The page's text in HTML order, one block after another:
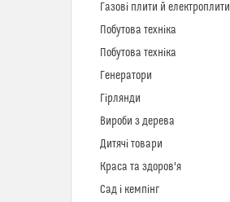
Газові плити й електроплити
Побутова техніка
Побутова техніка
Генератори
Гірлянди
Вироби з дерева
Дитячі товари
Краса та здоров'я
Сад і кемпінг